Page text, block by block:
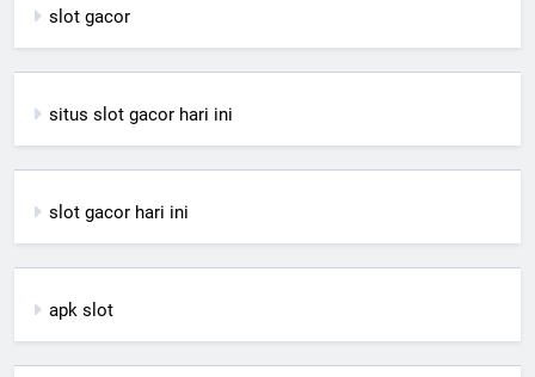
slot gacor
situs slot gacor hari ini
slot gacor hari ini
apk slot